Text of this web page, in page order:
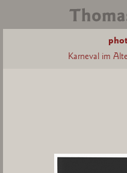
Karneval im